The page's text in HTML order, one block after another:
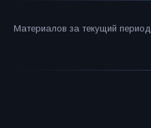
Материалов за текущий период